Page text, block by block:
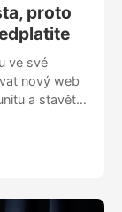
proto
ve své
nový web
a stavět
se